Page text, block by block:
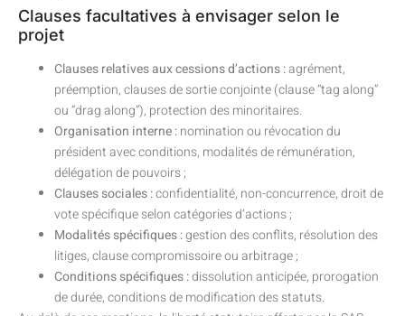
Clauses facultatives à envisager selon le
projet
Clauses relatives aux cessions d’actions :agrément,
préemption, clauses de sortie conjointe (clause “tag along”
ou “drag along”), protection des minoritaires.
Organisation interne :nomination ou révocation du
président avec conditions, modalités de rémunération,
délégation de pouvoirs ;
Clauses sociales :confidentialité, non-concurrence, droit de
vote spécifique selon catégories d’actions ;
Modalités spécifiques :gestion des conflits, résolution des
litiges, clause compromissoire ou arbitrage ;
Conditions spécifiques :dissolution anticipée, prorogation
de durée, conditions de modification des statuts.